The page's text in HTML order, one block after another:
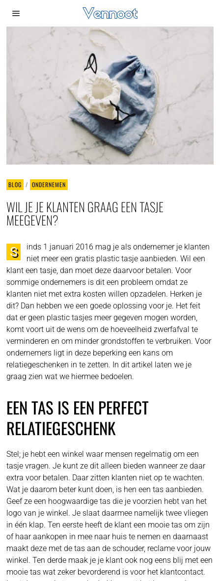
BLOG / ONDERNEMEN
WIL JE JE KLANTEN GRAAG EEN TASJE
MEEGEVEN?
S
inds 1 januari 2016 mag je als ondernemer je klanten
niet meer een gratis plastic tasje aanbieden. Wil een
klant een tasje, dan moet deze daarvoor betalen. Voor
sommige ondernemers is dit een probleem omdat ze
klanten niet met extra kosten willen opzadelen. Herken je
dit? Dan hebben we een goede oplossing voor je. Het feit
dat er geen plastic tasjes meer gegeven mogen worden,
komt voort uit de wens om de hoeveelheid zwerfafval te
verminderen en om minder grondstoffen te verbruiken. Voor
ondernemers ligt in deze beperking een kans om
relatiegeschenken in te zetten. In dit artikel laten we je
graag zien wat we hiermee bedoelen.
EEN TAS IS EEN PERFECT
RELATIEGESCHENK
Stel; je hebt een winkel waar mensen regelmatig om een
tasje vragen. Je kunt ze dit alleen bieden wanneer ze daar
extra voor betalen. Daar zitten klanten niet op te wachten.
Wat je daarom beter kunt doen, is hen een tas aanbieden.
Geef ze een hoogwaardige tas die je voorzien hebt van het
logo van je winkel. Je slaat daarmee namelijk twee vliegen
in één klap. Ten eerste heeft de klant een mooie tas om zijn
of haar aankopen in mee naar huis te nemen en daarnaast
maakt deze met de tas aan de schouder, reclame voor jouw
winkel. Ten derde maak je je klant ook nog eens blij met een
mooie tas wat zeker bevorderend is voor het klantcontact.